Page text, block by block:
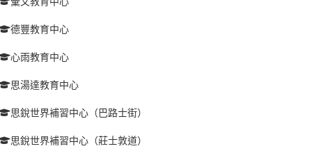
德豐教育中心
心雨教育中心
思湯達教育中心
思銳世界補習中心（巴路士街）
思銳世界補習中心（莊士敦道）